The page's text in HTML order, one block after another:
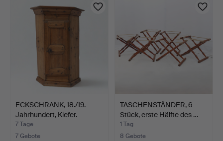
ECKSCHRANK, 18./19.
Jahrhundert, Kiefer.
7 Tage
7 Gebote
TASCHENSTÄNDER, 6
Stück, erste Hälfte des …
1 Tag
8 Gebote